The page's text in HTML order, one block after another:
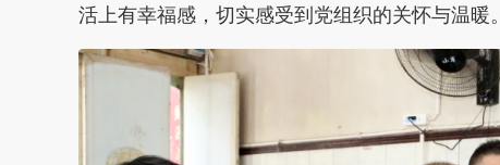
活上有幸福感，切实感受到党组织的关怀与温暖。